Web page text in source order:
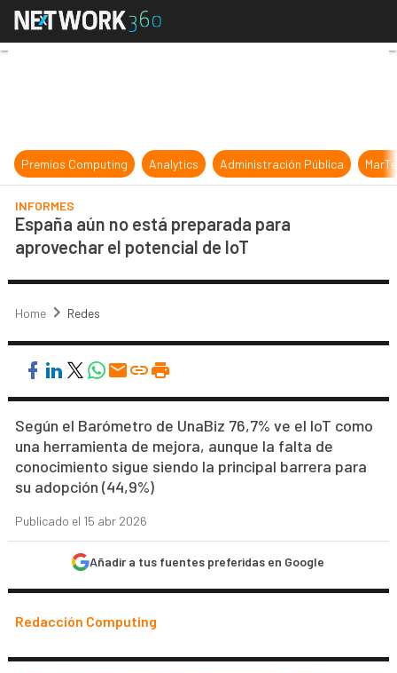
España aún no está preparada
Premios Computing Analytics Administración Pública
INFORMES
España aún no está preparada para
aprovechar el potencial de IoT
Home Redes
Según el Barómetro de UnaBiz 76,7% ve el IoT como
una herramienta de mejora, aunque la falta de
conocimiento sigue siendo la principal barrera para
su adopción (44,9%)
Publicado el 15 abr 2026
Añadir a tus fuentes preferidas en Google
Redacción Computing